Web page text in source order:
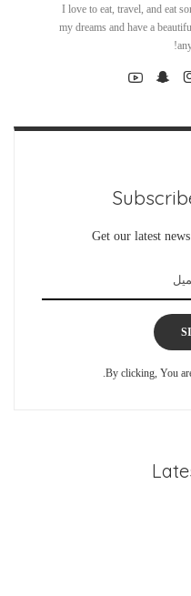
I love to eat, travel, and eat
my dreams and have a
Get our latest
By clicking, You